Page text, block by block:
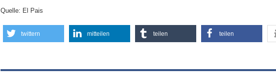
Quelle: El Pais
twittern mitteilen teilen teilen